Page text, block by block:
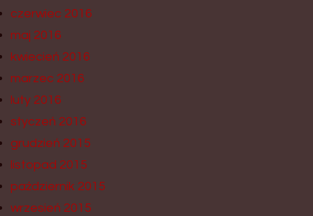
czerwiec 2016
maj 2016
kwiecień 2016
marzec 2016
luty 2016
styczeń 2016
grudzień 2015
listopad 2015
październik 2015
wrzesień 2015